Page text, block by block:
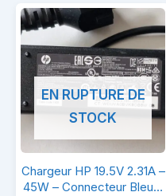
Chargeur
HP
EN RUPTURE DE
STOCK
Chargeur HP 19.5V 2.31A –
45W – Connecteur Bleu –